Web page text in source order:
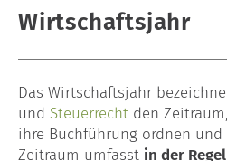
Lohn- &
Wirtschaftsjahr
Das Wirtschaftsjahr
und Steuerrecht den
ihre Buchführung ordnen
Zeitraum umfasst in der